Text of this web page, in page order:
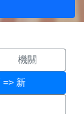
機關
=> 新